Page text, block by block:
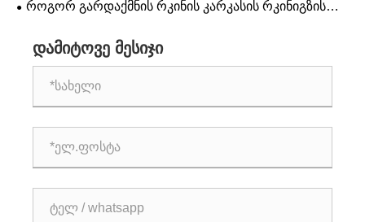
როგორ გარდაქმნის რკინის კარკასის რკინიგზის
გამოცდილებას
დამიტოვე მესიჯი